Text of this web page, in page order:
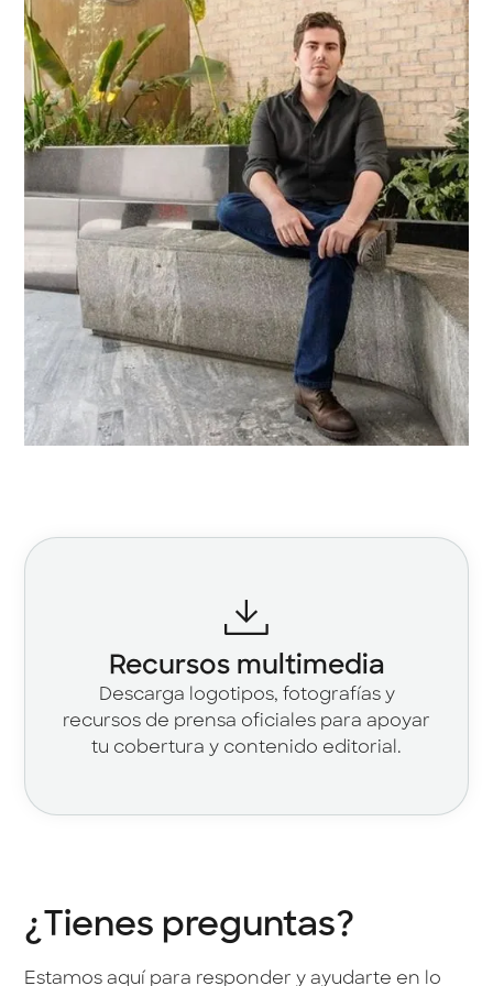
Recursos multimedia
Descarga logotipos, fotografías y
recursos de prensa oficiales para apoyar
tu cobertura y contenido editorial.
¿Tienes preguntas?
Estamos aquí para responder y ayudarte en lo